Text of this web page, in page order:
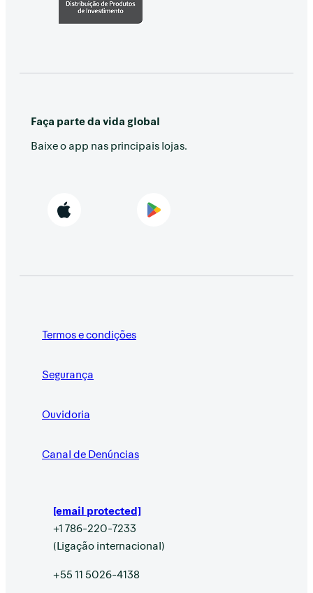
Faça parte da vida global
Baixe o app nas principais lojas.
Termos e condições
Segurança
Ouvidoria
Canal de Denúncias
[email protected]
+1 786-220-7233
(Ligação internacional)
+55 11 5026-4138